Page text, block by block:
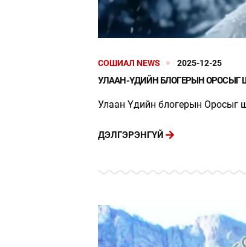
СОШИАЛ NEWS 2025-12-25
УЛААН-ҮДИЙН БЛОГЕРЫН ОРОСЫГ
Улаан Үдийн блогерын Оросыг
ДЭЛГЭРЭНГҮЙ